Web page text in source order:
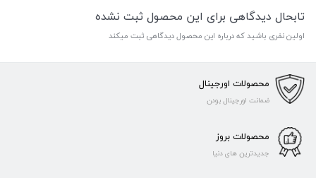
تابحال دیدگاهی برای این محصول ثبت نشده
اولین نفری باشید که درباره این محصول دیدگاهی ثبت میکند
محصولات اورجینال
ضمانت اورجینال بودن
محصولات بروز
جدیدترین های دنیا